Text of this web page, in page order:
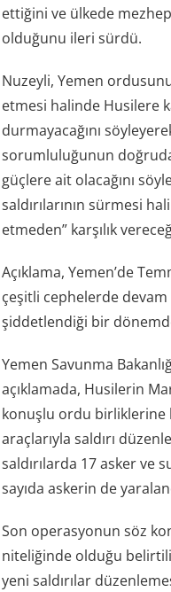
ettiğini ve ülkede
olduğunu ileri sürdü.
Nuzeyli, Yemen
etmesi halinde Husilere
durmayacağını
sorumluluğunun
güçlere ait olacağını
saldırılarının sürmesi
etmeden” karşılık
Açıklama, Yemen’de
çeşitli cephelerde devam
şiddetlendiği bir
Yemen Savunma
açıklamada, Husilerin
konuşlu ordu birliklerine
araçlarıyla saldırı
saldırılarda 17 asker ve
sayıda askerin de
Son operasyonun söz
niteliğinde olduğu
yeni saldırılar